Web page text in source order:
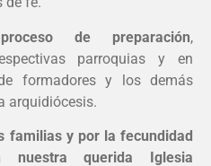
de preparación,
parroquias y en
formadores y los demás
arquidiócesis.
familias y por la fecundidad
querida Iglesia